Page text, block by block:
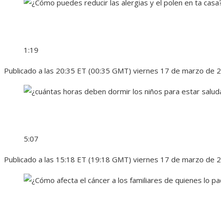
1:19
Publicado a las 20:35 ET (00:35 GMT) viernes 17 de marzo de
5:07
Publicado a las 15:18 ET (19:18 GMT) viernes 17 de marzo de